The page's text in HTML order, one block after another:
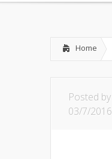
Home
Posted by
03/7/2016